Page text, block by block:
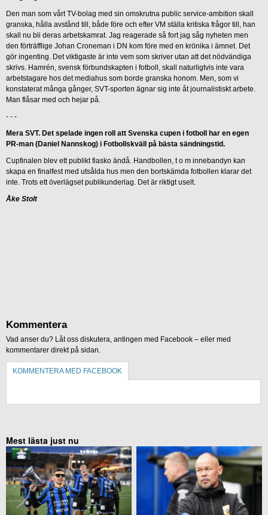
Den man som vårt TV-bolag med sin omskrutna public service-ambition skall
granska, hålla avstånd till, både före och efter VM ställa kritiska frågor till, han
skall nu bli deras arbetskamrat. Jag reagerade så fort jag såg nyheten men
den förträfflige Johan Croneman i DN kom före med en krönika i ämnet. Det
gör ingenting. Det viktigaste är inte vem som skriver utan att det nödvändiga
skrivs. Hamrén, svensk förbundskapten i fotboll, skall naturligtvis inte vara
arbetstagare hos det mediahus som borde granska honom. Men, som vi
konstaterat många gånger, SVT-sporten ägnar sig inte åt journalistiskt arbete.
Man flåsar med och hejar på.
- - -
Mera SVT. Det spelade ingen roll att Svenska cupen i fotboll har en egen
PR-man (Daniel Nannskog) i Fotbollskväll på bästa sändningstid.
Cupfinalen blev ett publikt fiasko ändå. Handbollen, t o m innebandyn kan
skapa en finalfest med utsålda hus men den bortskämda fotbollen klarar det
inte. Trots ett överlägset publikunderlag. Det är riktigt uselt.
Åke Stolt
Kommentera
Vad anser du? Låt oss diskutera, antingen med Facebook – eller med
kommentarer direkt på sidan.
KOMMENTERA MED FACEBOOK
Mest lästa just nu